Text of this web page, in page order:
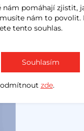
pomáhají zjistit,
nám to
tento souhlas.
Souhlasím
zde.